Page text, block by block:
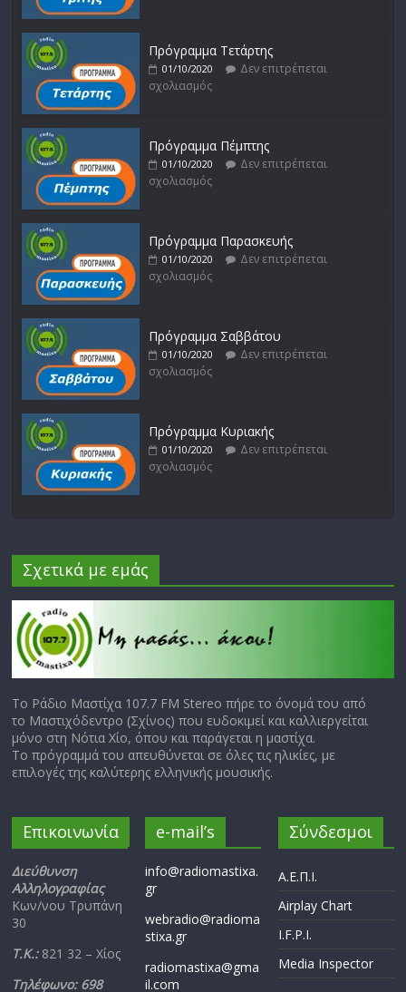
Πρόγραμμα Τετάρτης
01/10/2020
Δεν επιτρέπεται
σχολιασμός
Πρόγραμμα Πέμπτης
01/10/2020
Δεν επιτρέπεται
σχολιασμός
Πρόγραμμα Παρασκευής
01/10/2020
Δεν επιτρέπεται
σχολιασμός
Πρόγραμμα Σαββάτου
01/10/2020
Δεν επιτρέπεται
σχολιασμός
Πρόγραμμα Κυριακής
01/10/2020
Δεν επιτρέπεται
σχολιασμός
Σχετικά με εμάς
Το Ράδιο Μαστίχα 107.7 FM Stereo πήρε το όνομά του από
το Μαστιχόδεντρο (Σχίνος) που ευδοκιμεί και καλλιεργείται
μόνο στη Νότια Χίο, όπου και παράγεται η μαστίχα.
Το πρόγραμμά του απευθύνεται σε όλες τις ηλικίες, με
επιλογές της καλύτερης ελληνικής μουσικής.
Επικοινωνία
Διεύθυνση
Αλληλογραφίας
Κων/νου Τρυπάνη
30
Τ.Κ.: 821 32 – Χίος
Τηλέφωνο: 698
e-mail’s
info@radiomastixa.
gr
webradio@radioma
stixa.gr
radiomastixa@gma
il.com
Σύνδεσμοι
Α.Ε.Π.Ι.
Airplay Chart
I.F.P.I.
Media Inspector